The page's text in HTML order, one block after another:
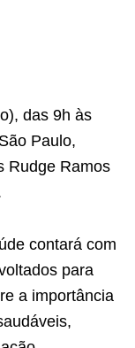
das 9h às
Paulo,
Rudge Ramos
contará com
para
a importância